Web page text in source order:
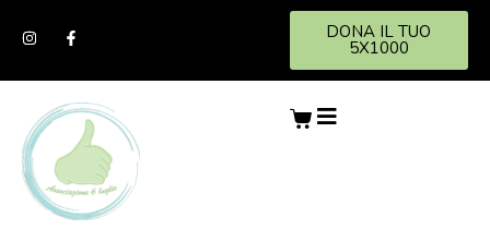
DONA IL TUO
5X1000